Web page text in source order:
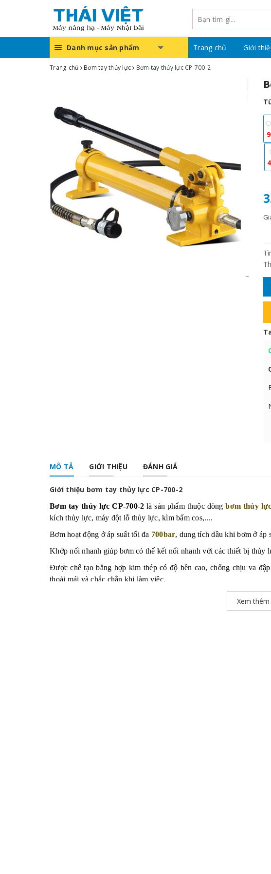
Danh mục sản phẩm Trang chủ Giới
Trang chủ Bơm tay thủy lực Bơm tay thủy lực CP-700-2
MÔ TẢ GIỚI THIỆU ĐÁNH GIÁ
Giới thiệu bơm tay thủy lực CP-700-2
Bơm tay thủy lực CP-700-2 là sản phẩm thuộc dòngbơm thủy
kích thủy lực, máy đột lỗ thủy lực, kìm bấm cos,....
Bơm hoạt động ở áp suất tối đa 700bar, dung tích dầu khi bơm ở áp
Khớp nối nhanh giúp bơm có thể kết nối nhanh với các thiết bị thủy
Được chế tạo bằng hợp kim thép có độ bền cao, chống chịu va
thoải mái và chắc chắn khi làm việc.
được sử dụng nhiều trong các xưởng cơ khí, khu công
Xem thêm